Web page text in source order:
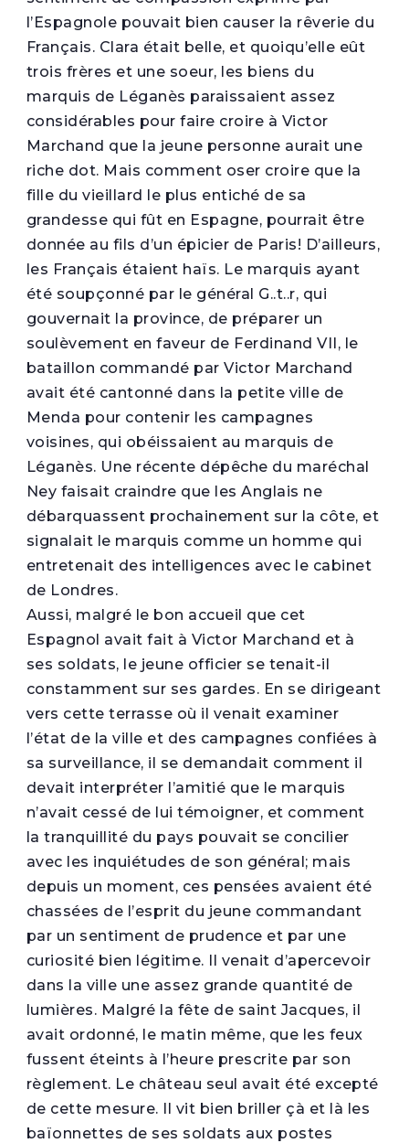
l’Espagnole pouvait bien causer la rêverie du
Français. Clara était belle, et quoiqu’elle eût
trois frères et une soeur, les biens du
marquis de Léganès paraissaient assez
considérables pour faire croire à Victor
Marchand que la jeune personne aurait une
riche dot. Mais comment oser croire que la
fille du vieillard le plus entiché de sa
grandesse qui fût en Espagne, pourrait être
donnée au fils d’un épicier de Paris! D’ailleurs,
les Français étaient haïs. Le marquis ayant
été soupçonné par le général G..t..r, qui
gouvernait la province, de préparer un
soulèvement en faveur de Ferdinand VII, le
bataillon commandé par Victor Marchand
avait été cantonné dans la petite ville de
Menda pour contenir les campagnes
voisines, qui obéissaient au marquis de
Léganès. Une récente dépêche du maréchal
Ney faisait craindre que les Anglais ne
débarquassent prochainement sur la côte, et
signalait le marquis comme un homme qui
entretenait des intelligences avec le cabinet
de Londres.
Aussi, malgré le bon accueil que cet
Espagnol avait fait à Victor Marchand et à
ses soldats, le jeune officier se tenait-il
constamment sur ses gardes. En se dirigeant
vers cette terrasse où il venait examiner
l’état de la ville et des campagnes confiées à
sa surveillance, il se demandait comment il
devait interpréter l’amitié que le marquis
n’avait cessé de lui témoigner, et comment
la tranquillité du pays pouvait se concilier
avec les inquiétudes de son général; mais
depuis un moment, ces pensées avaient été
chassées de l’esprit du jeune commandant
par un sentiment de prudence et par une
curiosité bien légitime. Il venait d’apercevoir
dans la ville une assez grande quantité de
lumières. Malgré la fête de saint Jacques, il
avait ordonné, le matin même, que les feux
fussent éteints à l’heure prescrite par son
règlement. Le château seul avait été excepté
de cette mesure. Il vit bien briller çà et là les
baïonnettes de ses soldats aux postes